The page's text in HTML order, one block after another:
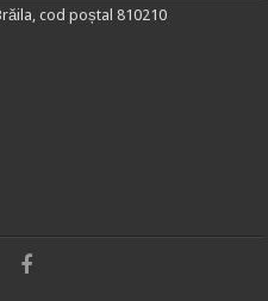
cod poștal 810210